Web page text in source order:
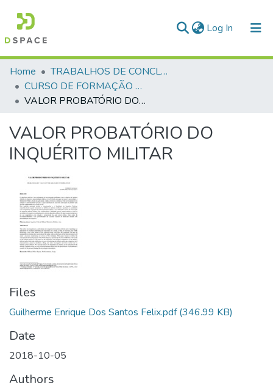
Log In (current)
Communities & Collections
All of DSpace
Home
TRABALHOS DE CONCLUSÃO DE CURSO - CFP (CURSO DE FORMAÇÃO DE PRAÇAS)
CURSO DE FORMAÇÃO DE PRAÇAS - CFP - 2018
VALOR PROBATÓRIO DO INQUÉRITO MILITAR
VALOR PROBATÓRIO DO
INQUÉRITO MILITAR
Files
Guilherme Enrique Dos Santos Felix.pdf(346.99 KB)
Date
2018-10-05
Authors